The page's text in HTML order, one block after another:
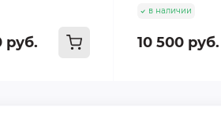
руб.
в наличии
10 500 руб.